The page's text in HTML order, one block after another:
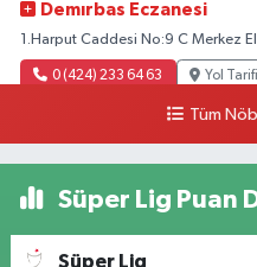
Demırbas Eczanesi
1.Harput Caddesi No:9 C Merkez
0 (424) 233 64 63 Yol
Ataşehir Mahallesi, Malatya
0 (424) 238 66 66 Yol
Tüm
Süper Lig Puan
Süper Lig